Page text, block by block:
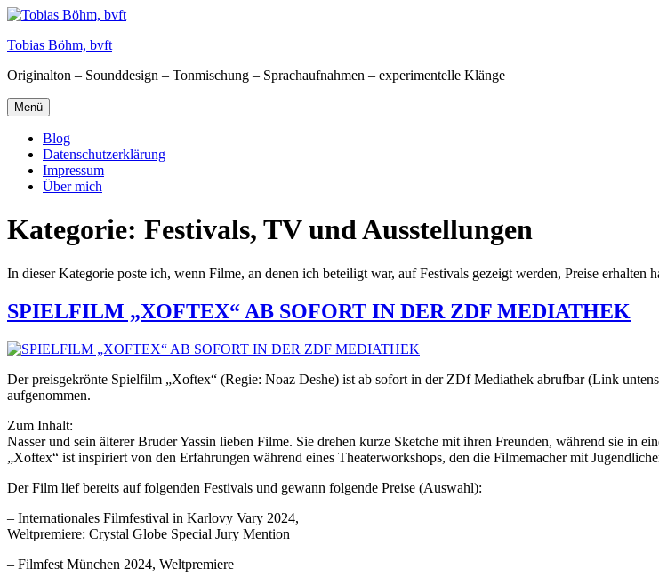
Zum
springen
Tobias Böhm, bvft
Originalton – Sounddesign – Tonmischung – Sprachaufnahmen – experimentelle Klänge
Menü
Blog
Datenschutzerklärung
Impressum
Über mich
Kategorie: Festivals, TV und Ausstellungen
In dieser Kategorie poste ich, wenn Filme, an denen ich beteiligt war, auf Festivals gezeigt werden, Preise erhalten
SPIELFILM „XOFTEX“ AB SOFORT IN DER ZDF MEDIATHEK
Der preisgekrönte Spielfilm „Xoftex“ (Regie: Noaz Deshe) ist ab sofort in der ZDf Mediathek abrufbar (Link
aufgenommen.
Zum Inhalt:
Nasser und sein älterer Bruder Yassin lieben Filme. Sie drehen kurze Sketche mit ihren Freunden, während sie in
„Xoftex“ ist inspiriert von den Erfahrungen während eines Theaterworkshops, den die Filmemacher mit
Der Film lief bereits auf folgenden Festivals und gewann folgende Preise (Auswahl):
– Internationales Filmfestival in Karlovy Vary 2024,
Weltpremiere: Crystal Globe Special Jury Mention
– Filmfest München 2024, Weltpremiere